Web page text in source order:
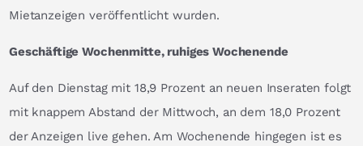
Mietanzeigen veröffentlicht wurden.
Geschäftige Wochenmitte, ruhiges Wochenende
Auf den Dienstag mit 18,9 Prozent an neuen Inseraten folgt
mit knappem Abstand der Mittwoch, an dem 18,0 Prozent
der Anzeigen live gehen. Am Wochenende hingegen ist es